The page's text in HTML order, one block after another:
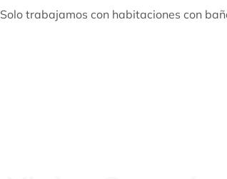
Solo trabajamos con habitaciones con